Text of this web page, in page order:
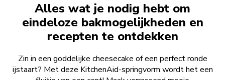
Alles wat je nodig hebt om
eindeloze bakmogelijkheden en
recepten te ontdekken
Zin in een goddelijke cheesecake of een perfect ronde
ijstaart? Met deze KitchenAid-springvorm wordt het een